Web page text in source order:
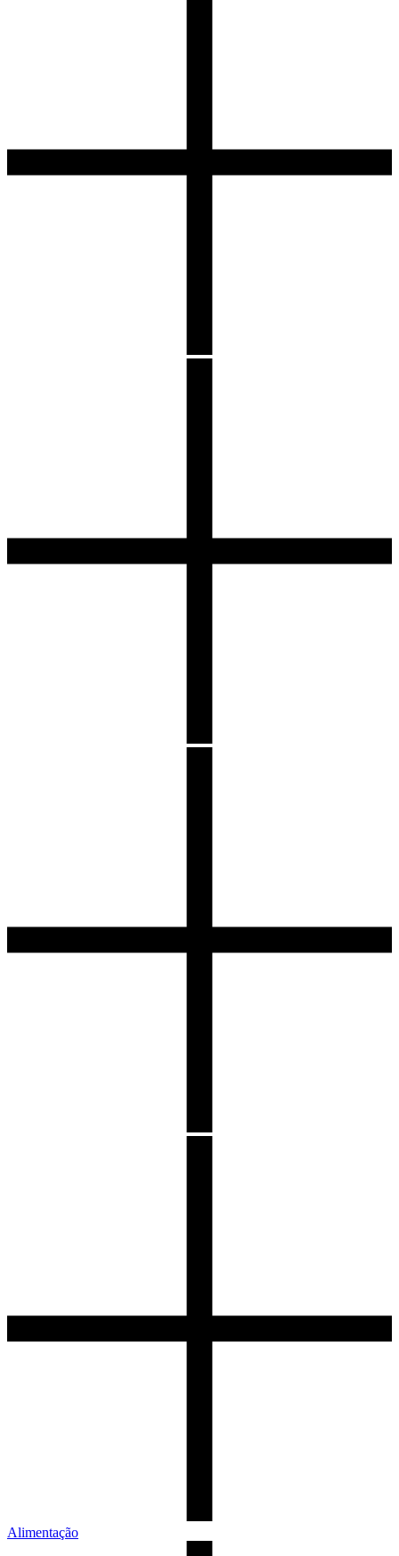
Alimentação